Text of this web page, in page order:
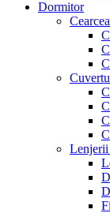
Dormitor
Lenjerii